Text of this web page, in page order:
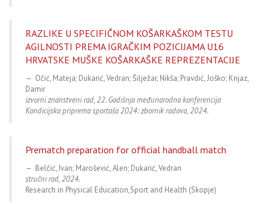
RAZLIKE U SPECIFIČNOM KOŠARKAŠKOM TESTU
AGILNOSTI PREMA IGRAČKIM POZICIJAMA U16
HRVATSKE MUŠKE KOŠARKAŠKE REPREZENTACIJE
Očić, Mateja; Dukarić, Vedran; Šilježar, Nikša; Pravdić, Joško; Knjaz,
Damir
izvorni znanstveni rad, 22. Godišnja međunarodna konferencija
Kondicijska priprema sportaša 2024: zbornik radova, 2024.
Prematch preparation for official handball match
Belčić, Ivan; Marošević, Alen; Dukarić, Vedran
stručni rad, 2024.
Research in Physical Education,Sport and Health (Skopje)